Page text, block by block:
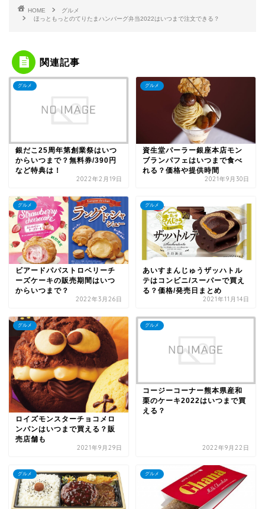
HOME
グルメ
ほっともっとのてりたまハンバーグ弁当2022はいつまで注文できる？
関連記事
グルメ
銀だこ25周年第創業祭はいつ
からいつまで？無料券/390円
など特典は！
2022年2月19日
グルメ
資生堂パーラー銀座本店モン
ブランパフェはいつまで食べ
れる？価格や提供時間
2021年9月30日
グルメ
ビアードパパストロベリーチ
ーズケーキの販売期間はいつ
からいつまで？
2022年3月26日
グルメ
あいすまんじゅうザッハトル
テはコンビニ/スーパーで買え
る？価格/発売日まとめ
2021年11月14日
グルメ
ロイズモンスターチョコメロ
ンパンはいつまで買える？販
売店舗も
2021年9月29日
グルメ
コージーコーナー熊本県産和
栗のケーキ2022はいつまで買
える？
2022年9月22日
グルメ グルメ